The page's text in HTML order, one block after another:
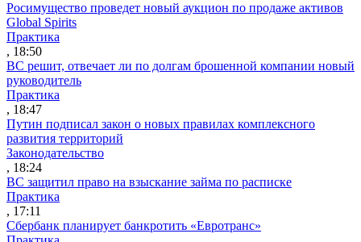
Росимущество проведет новый аукцион по продаже активов
Global Spirits
Практика
, 18:50
ВС решит, отвечает ли по долгам брошенной компании новый
руководитель
Практика
, 18:47
Путин подписал закон о новых правилах комплексного
развития территорий
Законодательство
, 18:24
ВС защитил право на взыскание займа по расписке
Практика
, 17:11
Сбербанк планирует банкротить «Евротранс»